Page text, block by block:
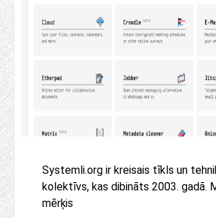
Systemli.org ir kreisais tīkls un
kolektīvs, kas dibināts 2003. gadā.
mērķis